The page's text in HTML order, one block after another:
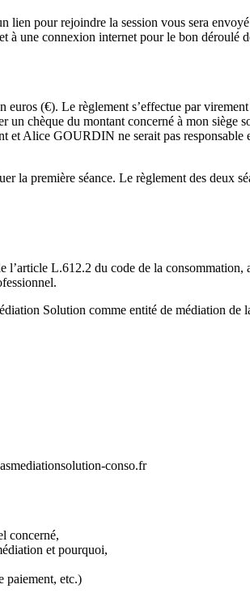
pour rejoindre la session vous sera
une connexion internet pour le bon déroulé
(€). Le règlement s’effectue par
un chèque du montant concerné à mon
Alice GOURDIN ne serait pas responsable
première séance. Le règlement des deux
L.612.2 du code de la
Solution comme entité de médiation de
conso.fr
concerné,
et pourquoi,
paiement, etc.)